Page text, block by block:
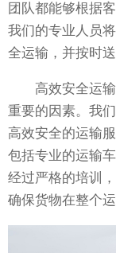
团队都能够根据
我们的专业人员
全运输，并按时送
高效安全运输
重要的因素。我
高效安全的运输
包括专业的运输
经过严格的培训
确保货物在整个